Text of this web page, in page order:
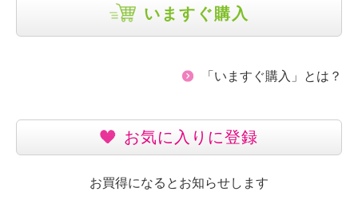
いますぐ購入
「いますぐ購入」とは？
お気に入りに登録
お買得になるとお知らせします